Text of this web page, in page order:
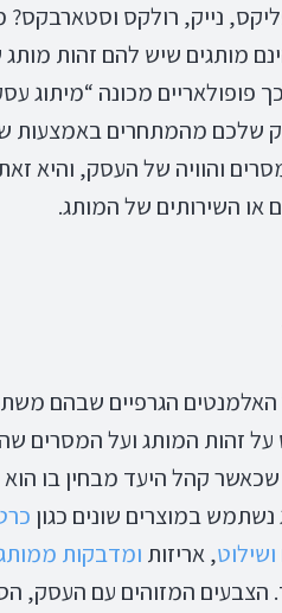
נייק, רולקס
מותגים שיש להם זהות
פופולאריים מכונה “מיתוג
מהמתחרים באמצעות
והוויה של העסק, והיא
או השירותים של המותג.
האלמנטים הגרפיים שבהם
זהות המותג ועל המסרים
שכאשר קהל היעד מבחין בו
במוצרים שונים כגון
, אריזות ומדבקות
המזוהים עם העסק,